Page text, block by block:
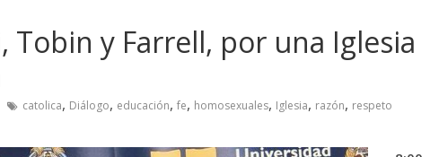
Tobin y Farrell, por una Iglesia
catolica, Diálogo, educación, fe, homosexuales, Iglesia, razón, respeto